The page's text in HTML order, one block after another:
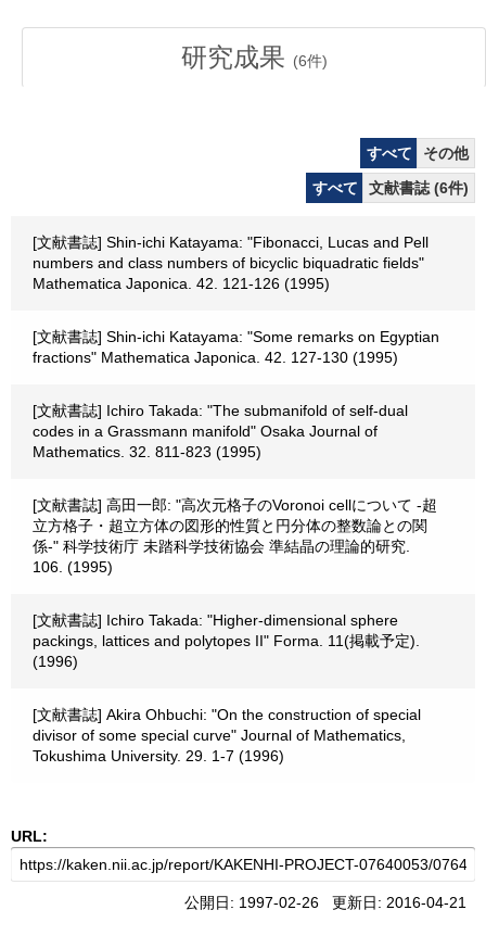
研究成果 (6件)
すべて
その他
すべて
文献書誌 (6件)
[文献書誌] Shin-ichi Katayama: "Fibonacci, Lucas and Pell
numbers and class numbers of bicyclic biquadratic fields"
Mathematica Japonica. 42. 121-126 (1995)
[文献書誌] Shin-ichi Katayama: "Some remarks on Egyptian
fractions" Mathematica Japonica. 42. 127-130 (1995)
[文献書誌] Ichiro Takada: "The submanifold of self-dual
codes in a Grassmann manifold" Osaka Journal of
Mathematics. 32. 811-823 (1995)
[文献書誌] 高田一郎: "高次元格子のVoronoi cellについて -超
立方格子・超立方体の図形的性質と円分体の整数論との関
係-" 科学技術庁 未踏科学技術協会 準結晶の理論的研究.
106. (1995)
[文献書誌] Ichiro Takada: "Higher-dimensional sphere
packings, lattices and polytopes II" Forma. 11(掲載予定).
(1996)
[文献書誌] Akira Ohbuchi: "On the construction of special
divisor of some special curve" Journal of Mathematics,
Tokushima University. 29. 1-7 (1996)
URL:
公開日: 1997-02-26 更新日: 2016-04-21